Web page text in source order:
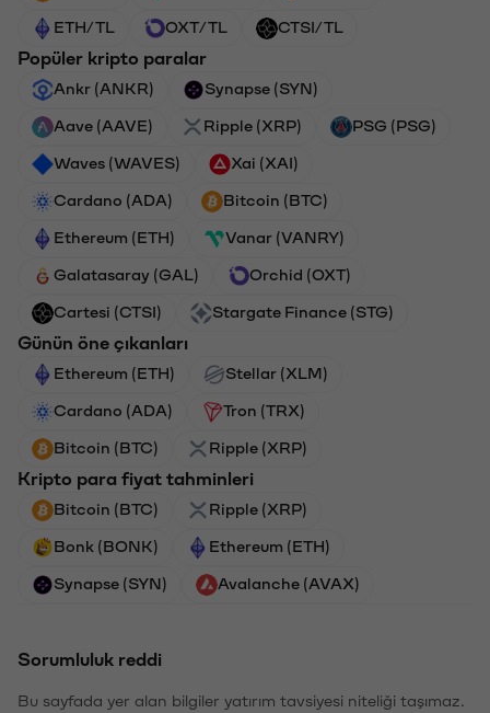
ETH/TL OXT/TL CTSI/TL
Popüler kripto paralar
Ankr (ANKR) Synapse (SYN)
Aave (AAVE) Ripple (XRP) PSG (PSG)
Waves (WAVES) Xai (XAI)
Cardano (ADA) Bitcoin (BTC)
Ethereum (ETH) Vanar (VANRY)
Galatasaray (GAL) Orchid (OXT)
Cartesi (CTSI) Stargate Finance (STG)
Günün öne çıkanları
Ethereum (ETH) Stellar (XLM)
Cardano (ADA) Tron (TRX)
Bitcoin (BTC) Ripple (XRP)
Kripto para fiyat tahminleri
Bitcoin (BTC) Ripple (XRP)
Bonk (BONK) Ethereum (ETH)
Synapse (SYN) Avalanche (AVAX)
Sorumluluk reddi
Bu sayfada yer alan bilgiler yatırım tavsiyesi niteliği taşımaz.